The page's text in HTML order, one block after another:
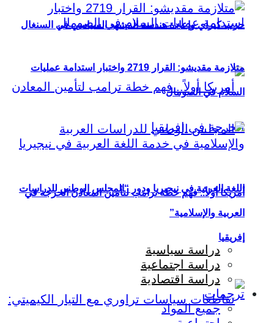
حزب كيراي وإعادة هندسة المشهد السياسي في السنغال
أمريكا أولاً.. فهم خطة ترامب لتأمين المعادن الحرجة في
إفريقيا
متلازمة مقديشو: القرار 2719 واختبار استدامة عمليات
السلام في الصومال
اللغة العربية في نيجيريا ودور “المجلس الوطني للدراسات
العربية والإسلامية”
دراسة سياسية
دراسة اجتماعية
دراسة اقتصادية
ترجمات
جميع المواد